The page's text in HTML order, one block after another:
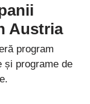
Austria
program
și programe de